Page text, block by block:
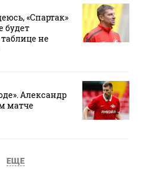
«Спартак»
будет
не
Александр
матче
ЕЩЕ